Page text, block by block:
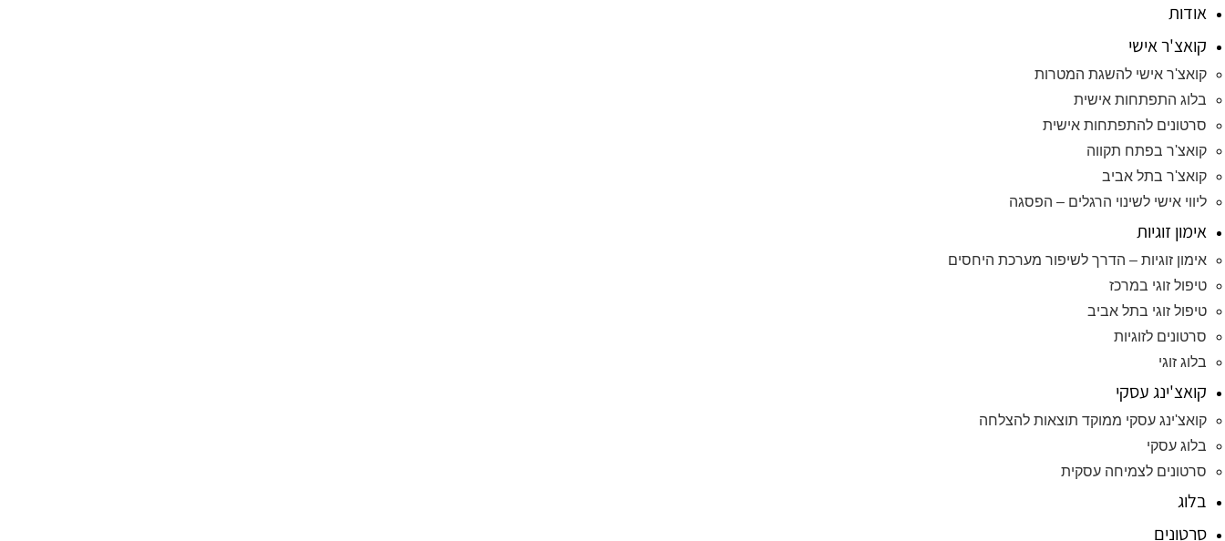
אודות
קואצ'ר אישי
קואצ'ר אישי להשגת המטרות
בלוג התפתחות אישית
סרטונים להתפתחות אישית
קואצ'ר בפתח תקווה
קואצ'ר בתל אביב
ליווי אישי לשינוי הרגלים – הפסגה
אימון זוגיות
אימון זוגיות – הדרך לשיפור מערכת היחסים
טיפול זוגי במרכז
טיפול זוגי בתל אביב
סרטונים לזוגיות
בלוג זוגי
קואצ'ינג עסקי
קואצ'ינג עסקי ממוקד תוצאות להצלחה
בלוג עסקי
סרטונים לצמיחה עסקית
בלוג
סרטונים